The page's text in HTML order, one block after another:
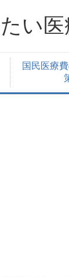
い
国民医療